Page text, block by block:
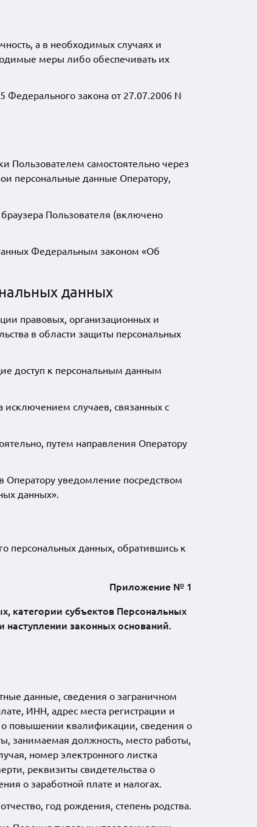
а в необходимых случаях и
меры либо обеспечивать их
закона от 27.07.2006 N
Пользователем самостоятельно через
персональные данные Оператору,
Пользователя (включено
Федеральным законом «Об
данных
правовых, организационных и
в области защиты персональных
доступ к персональным данным
исключением случаев, связанных с
путем направления Оператору
Оператору уведомление посредством
данных».
персональных данных, обратившись к
Приложение № 1
категории субъектов Персональных
законных оснований.
данные, сведения о заграничном
ИНН, адрес места регистрации и
о повышении квалификации, сведения о
занимаемая должность, место работы,
номер электронного листка
реквизиты свидетельства о
о заработной плате и налогах.
год рождения, степень родства.